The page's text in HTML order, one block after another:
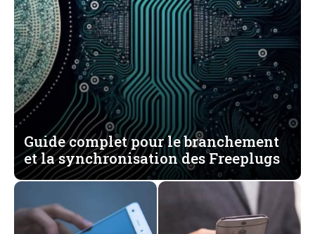
Guide complet pour le branchement
et la synchronisation des Freeplugs